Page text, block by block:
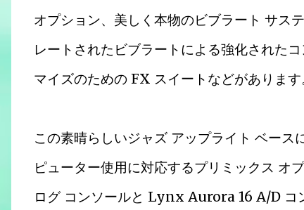
オプション、美しく本物のビブラート サス
レートされたビブラートによる強化された
マイズのための FX スイートなどがあります
この素晴らしいジャズ アップライト ベー
ピューター使用に対応するプリミックス
ログ コンソールと Lynx Aurora 16 A/D コ